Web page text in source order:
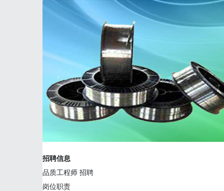
招聘信息
品质工程师 招聘
岗位职责